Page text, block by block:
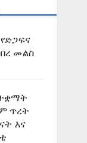
መልስ
ጥረት
እና